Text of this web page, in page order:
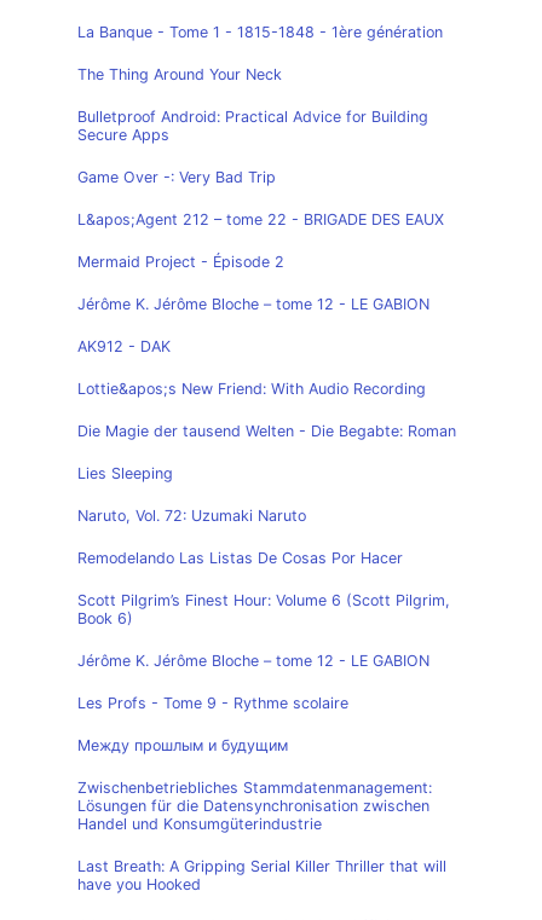
La Banque - Tome 1 - 1815-1848 - 1ère génération
The Thing Around Your Neck
Bulletproof Android: Practical Advice for Building
Secure Apps
Game Over -: Very Bad Trip
L&apos;Agent 212 – tome 22 - BRIGADE DES EAUX
Mermaid Project - Épisode 2
Jérôme K. Jérôme Bloche – tome 12 - LE GABION
AK912 - DAK
Lottie&apos;s New Friend: With Audio Recording
Die Magie der tausend Welten - Die Begabte: Roman
Lies Sleeping
Naruto, Vol. 72: Uzumaki Naruto
Remodelando Las Listas De Cosas Por Hacer
Scott Pilgrim’s Finest Hour: Volume 6 (Scott Pilgrim,
Book 6)
Jérôme K. Jérôme Bloche – tome 12 - LE GABION
Les Profs - Tome 9 - Rythme scolaire
Между прошлым и будущим
Zwischenbetriebliches Stammdatenmanagement:
Lösungen für die Datensynchronisation zwischen
Handel und Konsumgüterindustrie
Last Breath: A Gripping Serial Killer Thriller that will
have you Hooked